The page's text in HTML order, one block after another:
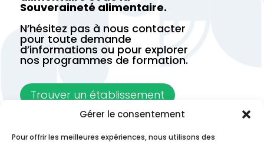
Gérer le consentement
Pour offrir les meilleures expériences, nous utilisons des
Souveraineté alimentaire.
N’hésitez pas à nous contacter
pour toute demande
d’informations ou pour explorer
nos programmes de formation.
Trouver un établissement